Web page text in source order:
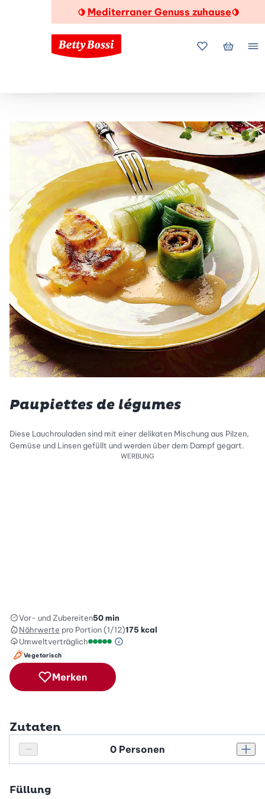
🍋 Mediterraner Genuss zuhause🍋
MeineMein
Paupiettes de légumes
Diese Lauchrouladen sind mit einer delikaten Mischung aus Pilzen,
Gemüse und Linsen gefüllt und werden über dem Dampf gegart.
WERBUNG
Vor- und Zubereiten50 min
Nährwerte pro Portion (1/12)175 kcal
Umweltverträglich
Green Betty Skala Info
Vegetarisch
Merken
Zutaten
Personenanzahl verringern
Personenanzahl
Füllung